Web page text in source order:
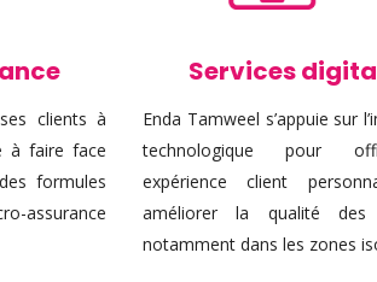
clients à
à faire face
formules
assurance
Services
Enda Tamweel s’appuie sur
technologique pour
expérience client
améliorer la qualité des
notamment dans les zones